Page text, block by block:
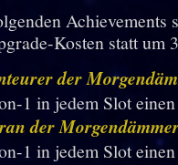
Kosten statt um
der
1 in jedem Slot
der
1 in jedem Slot